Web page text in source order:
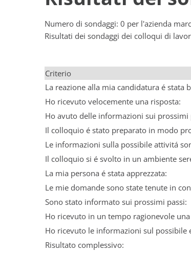
Numero di sondaggi: 0 per l'azienda
Risultati dei sondaggi dei colloqui di
Criterio
La reazione alla mia candidatura é stata
Ho ricevuto velocemente una risposta:
Ho avuto delle informazioni sui prossimi
Il colloquio é stato preparato in modo
Le informazioni sulla possibile attivitá
Il colloquio si é svolto in un ambiente
La mia persona é stata apprezzata:
Le mie domande sono state tenute in
Sono stato informato sui prossimi passi:
Ho ricevuto in un tempo ragionevole
Ho ricevuto le informazioni sul possibile
Risultato complessivo: